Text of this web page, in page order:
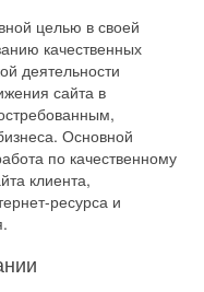
целью в своей
качественных
деятельности
сайта в
Основной
по качественному
клиента,
ресурса и